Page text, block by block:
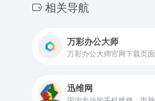
相关导航
万彩办公大师
万彩办公大师官网下载页面
迅维网